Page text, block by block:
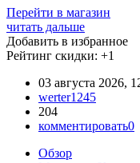
Перейти в магазин
читать дальше
Добавить в избранное
Рейтинг скидки: +1
03 августа 2026,
werter1245
204
комментировать0
Обзор